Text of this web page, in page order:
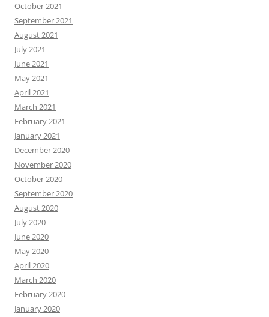
October 2021
September 2021
August 2021
July 2021
June 2021
May 2021
April 2021
March 2021
February 2021
January 2021
December 2020
November 2020
October 2020
September 2020
August 2020
July 2020
June 2020
May 2020
April 2020
March 2020
February 2020
January 2020